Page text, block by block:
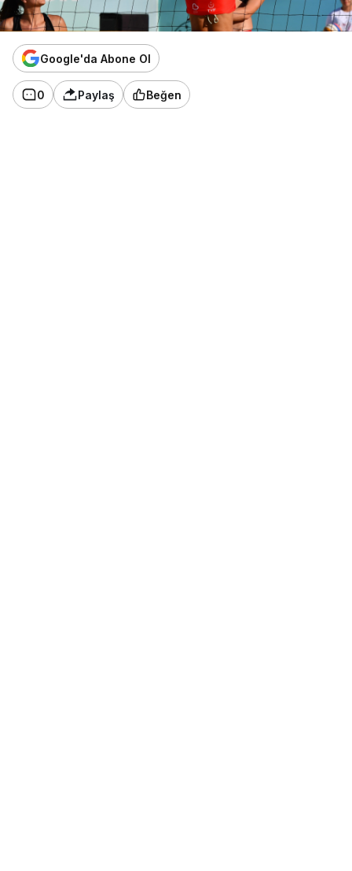
Google'da Abone Ol
0 Paylaş Beğen